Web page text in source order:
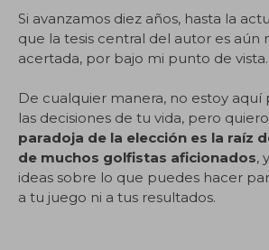
Si avanzamos diez años, hasta la
que la tesis central del autor es aún
acertada, por bajo mi punto de vista.
De cualquier manera, no estoy aquí
las decisiones de tu vida, pero
paradoja de la elección es la raíz
de muchos golfistas aficionados,
ideas sobre lo que puedes hacer
a tu juego ni a tus resultados.